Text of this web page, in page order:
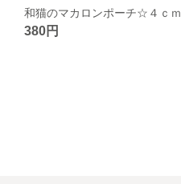
和猫のマカロンポーチ☆４ｃｍ
380円